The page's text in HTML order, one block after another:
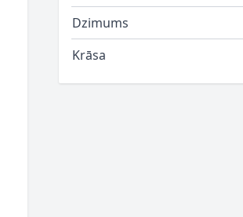
Dzimums
Krāsa